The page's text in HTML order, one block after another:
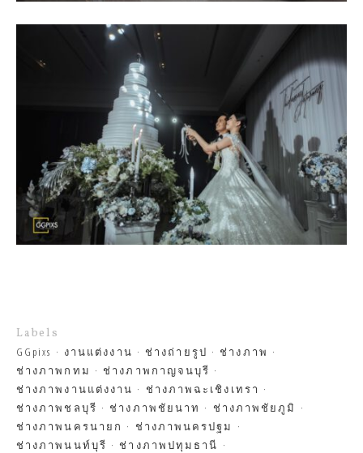
Labels
GGpixs งานแต่งงาน ช่างถ่ายรูป
ช่างภาพ
ช่างภาพกทม
ช่างภาพกาญจนบุรี
ช่างภาพงานแต่งงาน
ช่างภาพฉะเชิงเทรา
ช่างภาพชลบุรี
ช่างภาพชัยนาท
ช่างภาพชัยภูมิ
ช่างภาพนครนายก
ช่างภาพนครปฐม
ช่างภาพนนท์บุรี
ช่างภาพปทุมธานี